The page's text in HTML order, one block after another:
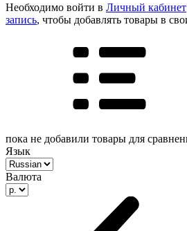
Необходимо войти в Личный кабинет
запись, чтобы добавлять товары в
пока не добавили товары для
Язык
Валюта